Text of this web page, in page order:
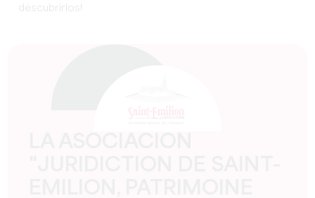
descubrirlos!